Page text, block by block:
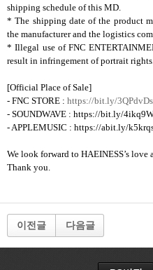
shipping schedule of this MD.
* The shipping date of the product
the manufacturer and the logistics
* Illegal use of FNC
result in infringement of portrait rights.
[Official Place of Sale]
- FNC STORE : https://bit.ly/3QPdvDs
- SOUNDWAVE : https://bit.ly/
- APPLEMUSIC : https://abit.ly/
We look forward to HAEINESS’s love
Thank you.
이전글 다음글